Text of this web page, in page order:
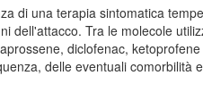
di una terapia sintomatica
dell'attacco. Tra le molecole
diclofenac,
delle eventuali comorbilità